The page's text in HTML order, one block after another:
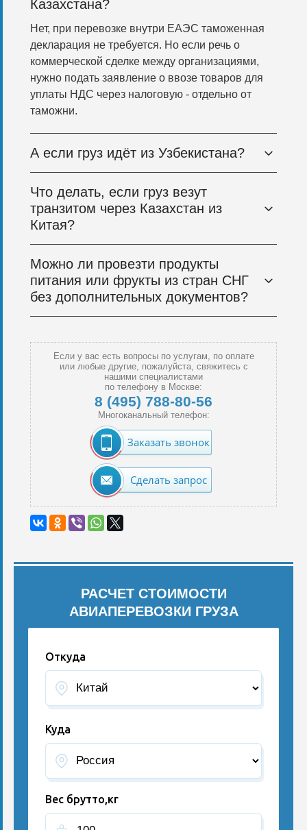
Казахстана?
Нет, при перевозке внутри ЕАЭС таможенная
декларация не требуется. Но если речь о
коммерческой сделке между организациями,
нужно подать заявление о ввозе товаров для
уплаты НДС через налоговую - отдельно от
таможни.
А если груз идёт из Узбекистана?
Что делать, если груз везут
транзитом через Казахстан из
Китая?
Можно ли провезти продукты
питания или фрукты из стран СНГ
без дополнительных документов?
Если у вас есть вопросы по услугам, по оплате
или любые другие, пожалуйста, свяжитесь с
нашими специалистами
по телефону в Москве:
8 (495) 788-80-56
Многоканальный телефон:
Заказать звонок
Сделать запрос
РАСЧЕТ СТОИМОСТИ
АВИАПЕРЕВОЗКИ ГРУЗА
Откуда
Куда
Вес брутто,кг